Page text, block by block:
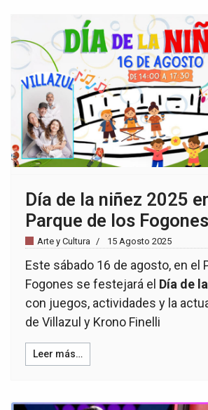
Día de la niñez 2025
Parque de los Fogones
Arte y Cultura 15 Agosto 2025
Este sábado 16 de agosto, en el
Fogones se festejará el Día de
con juegos, actividades y la
de Villazul y Krono Finelli
Leer más…